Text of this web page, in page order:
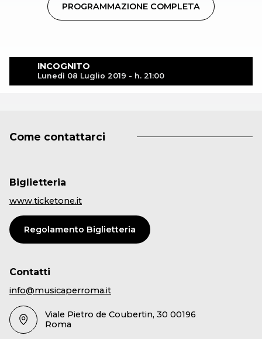
INCOGNITO
Lunedì 08 Luglio 2019 - h. 21:00
PROGRAMMAZIONE COMPLETA
Come contattarci
Biglietteria
www.ticketone.it
Regolamento Biglietteria
Contatti
info@musicaperroma.it
Viale Pietro de Coubertin, 30 00196
Roma